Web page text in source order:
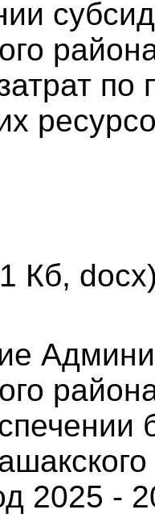
по
Кб,
2025 -